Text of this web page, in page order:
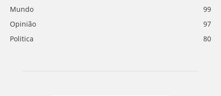
Mundo
99
Opinião
97
Politica
80